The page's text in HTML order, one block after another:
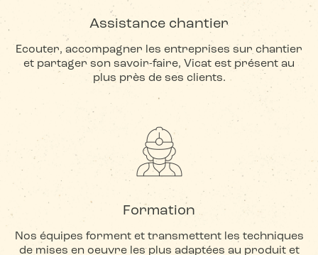
Assistance chantier
Ecouter, accompagner les entreprises sur chantier
et partager son savoir-faire, Vicat est présent au
plus près de ses clients.
Formation
Nos équipes forment et transmettent les techniques
de mises en oeuvre les plus adaptées au produit et